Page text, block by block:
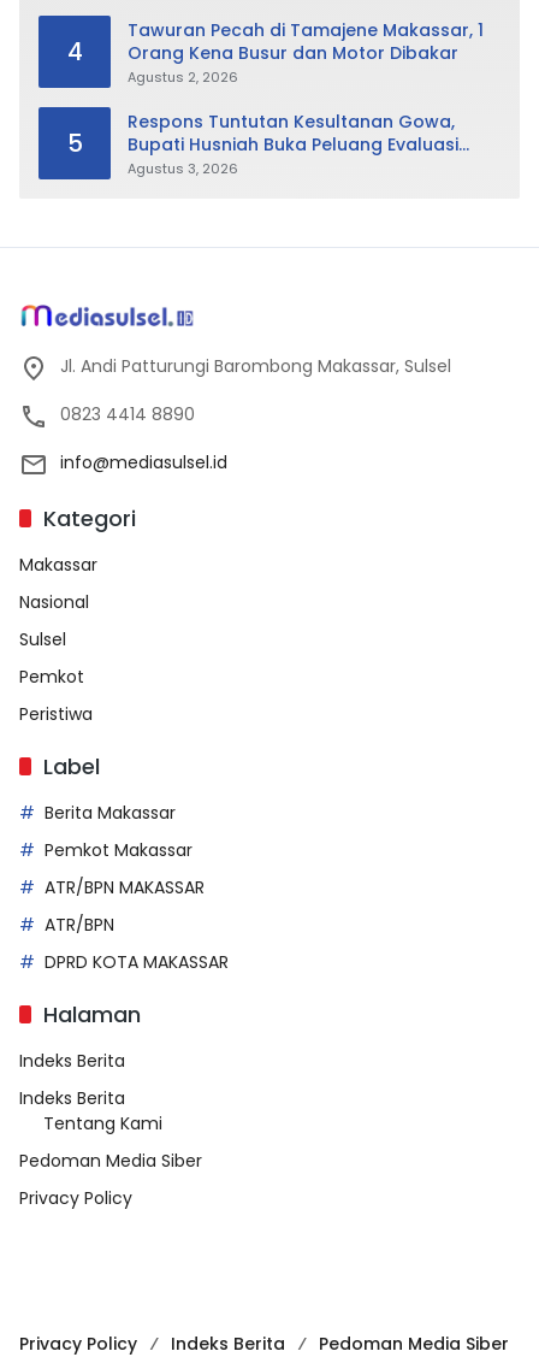
4
Tawuran Pecah di Tamajene Makassar, 1
Orang Kena Busur dan Motor Dibakar
Agustus 2, 2026
5
Respons Tuntutan Kesultanan Gowa,
Bupati Husniah Buka Peluang Evaluasi
Perda LAD: Bisa Direvisi Bahkan Diganti
Agustus 3, 2026
Jl. Andi Patturungi Barombong Makassar, Sulsel
0823 4414 8890
info@mediasulsel.id
Kategori
Makassar
Nasional
Sulsel
Pemkot
Peristiwa
Label
Berita Makassar
Pemkot Makassar
ATR/BPN MAKASSAR
ATR/BPN
DPRD KOTA MAKASSAR
Halaman
Indeks Berita
Indeks Berita
Tentang Kami
Pedoman Media Siber
Privacy Policy
Privacy Policy Indeks Berita Pedoman Media Siber